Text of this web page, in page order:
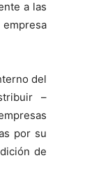
a las
del
–
por su
de